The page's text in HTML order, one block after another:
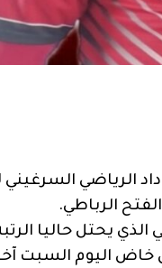
الرياضي
الرباطي.
يحتل حاليا
اليوم السبت